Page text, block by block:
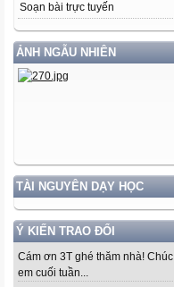
Soạn bài trực tuyến
ẢNH NGẪU NHIÊN
TÀI NGUYÊN DẠY HỌC
Ý KIẾN TRAO ĐỔI
Cám ơn 3T ghé thăm nhà! Chúc
em cuối tuần...